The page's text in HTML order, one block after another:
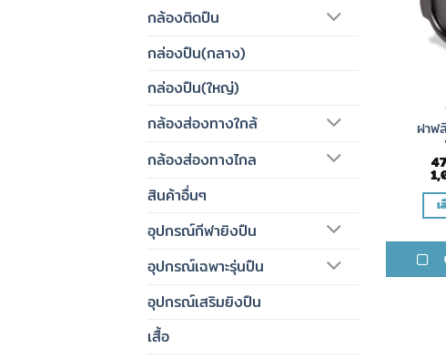
กล้องติดปืน
กล่องปืน(กลาง)
กล่องปืน(ใหญ่)
กล้องส่องทางใกล้
กล้องส่องทางไกล
สินค้าอื่นๆ
อุปกรณ์กีฬายิงปืน
อุปกรณ์เฉพาะรุ่นปืน
อุปกรณ์เสริมยิงปืน
เสื้อ
ฝาฟ
เ